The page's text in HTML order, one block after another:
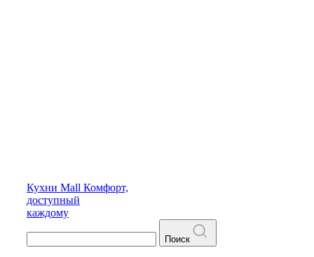
Кухни Mall Комфорт,
доступный
каждому
Поиск